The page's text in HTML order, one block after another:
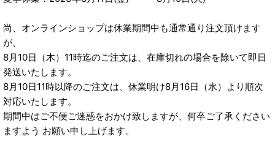
尚、オンラインショップは休業期間中も通常通り注文頂けます
が、
8月10日（木）11時迄のご注文は、在庫切れの場合を除いて即日
発送いたします。
8月10日11時以降のご注文は、休業明け8月16日（水）より順次
対応いたします。
期間中はご不便ご迷惑をおかけ致しますが、何卒ご了承ください
ますよう お願い申し上げます。